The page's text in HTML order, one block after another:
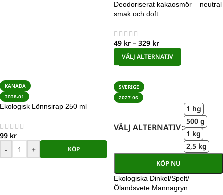
Deodoriserat kakaosmör – neutral
smak och doft
49 kr – 329 kr
VÄLJ ALTERNATIV
KANADA
2028-01
Ekologisk Lönnsirap 250 ml
99 kr
-
+ KÖP
SVERIGE
2027-06
VÄLJ ALTERNATIV
1 hg
500 g
1 kg
2,5 kg
KÖP NU
Ekologiska Dinkel/Spelt/
Ölandsvete Mannagryn